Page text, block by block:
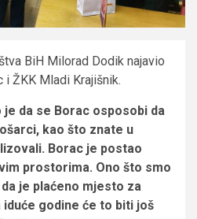
BiH Milorad Dodik najavio
i ŽKK Mladi Krajišnik.
je da se Borac osposobi da
kao što znate u
Borac je postao
prostorima. Ono što smo
je plaćeno mjesto za
iduće godine će to biti još